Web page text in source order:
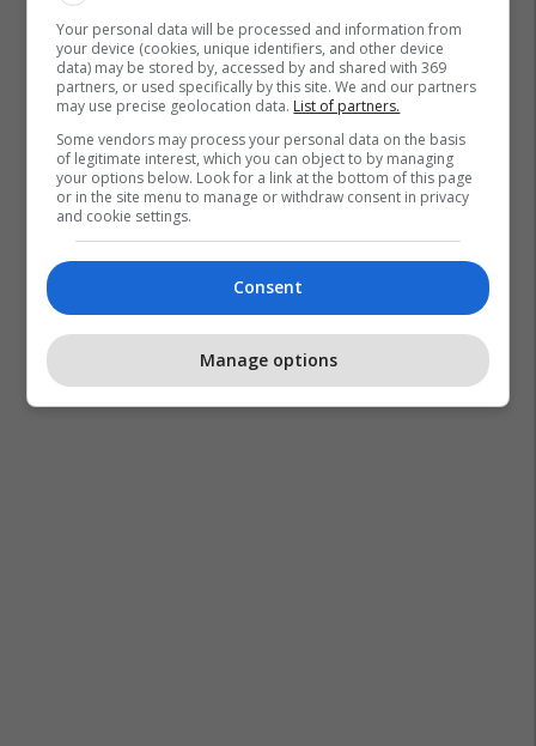
Your personal data will be processed and information from
your device (cookies, unique identifiers, and other device
data) may be stored by, accessed by and shared with 369
partners, or used specifically by this site. We and our partners
may use precise geolocation data. List of partners.
Some vendors may process your personal data on the basis
of legitimate interest, which you can object to by managing
your options below. Look for a link at the bottom of this page
or in the site menu to manage or withdraw consent in privacy
and cookie settings.
Consent
Manage options